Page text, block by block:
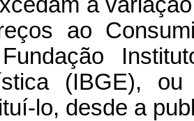
ao
(IBGE),
lo, desde a